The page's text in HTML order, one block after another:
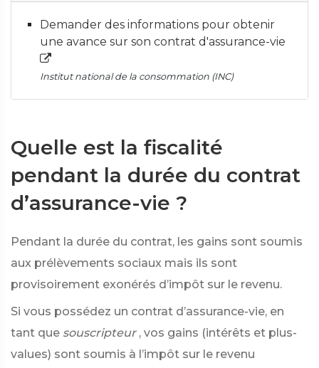
Demander des informations pour obtenir
une avance sur son contrat d'assurance-vie
Institut national de la consommation (INC)
Quelle est la fiscalité
pendant la durée du contrat
d’assurance-vie ?
Pendant la durée du contrat, les gains sont soumis
aux prélèvements sociaux mais ils sont
provisoirement exonérés d’impôt sur le revenu.
Si vous possédez un contrat d’assurance-vie, en
tant que souscripteur , vos gains (intérêts et plus-
values) sont soumis à l’impôt sur le revenu